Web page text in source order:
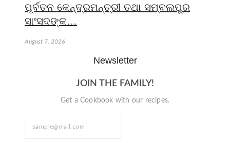
ପୂର୍ବତନ କେନ୍ଦ୍ରମନ୍ତ୍ରୀ ତଥା ସମ୍ବଲପୁର
ସାଂସଦଙ୍କ…
August 7, 2026
Newsletter
JOIN THE FAMILY!
Get a Cookbook with our recipes.